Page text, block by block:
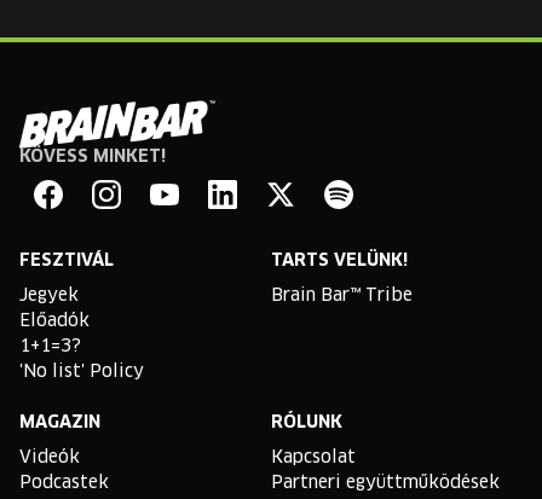
Brain
Bar
KÖVESS MINKET!
FESZTIVÁL
Jegyek
Előadók
1+1=3?
'No list' Policy
TARTS VELÜNK!
Brain Bar™ Tribe
MAGAZIN
Videók
Podcastek
RÓLUNK
Kapcsolat
Partneri együttműködések